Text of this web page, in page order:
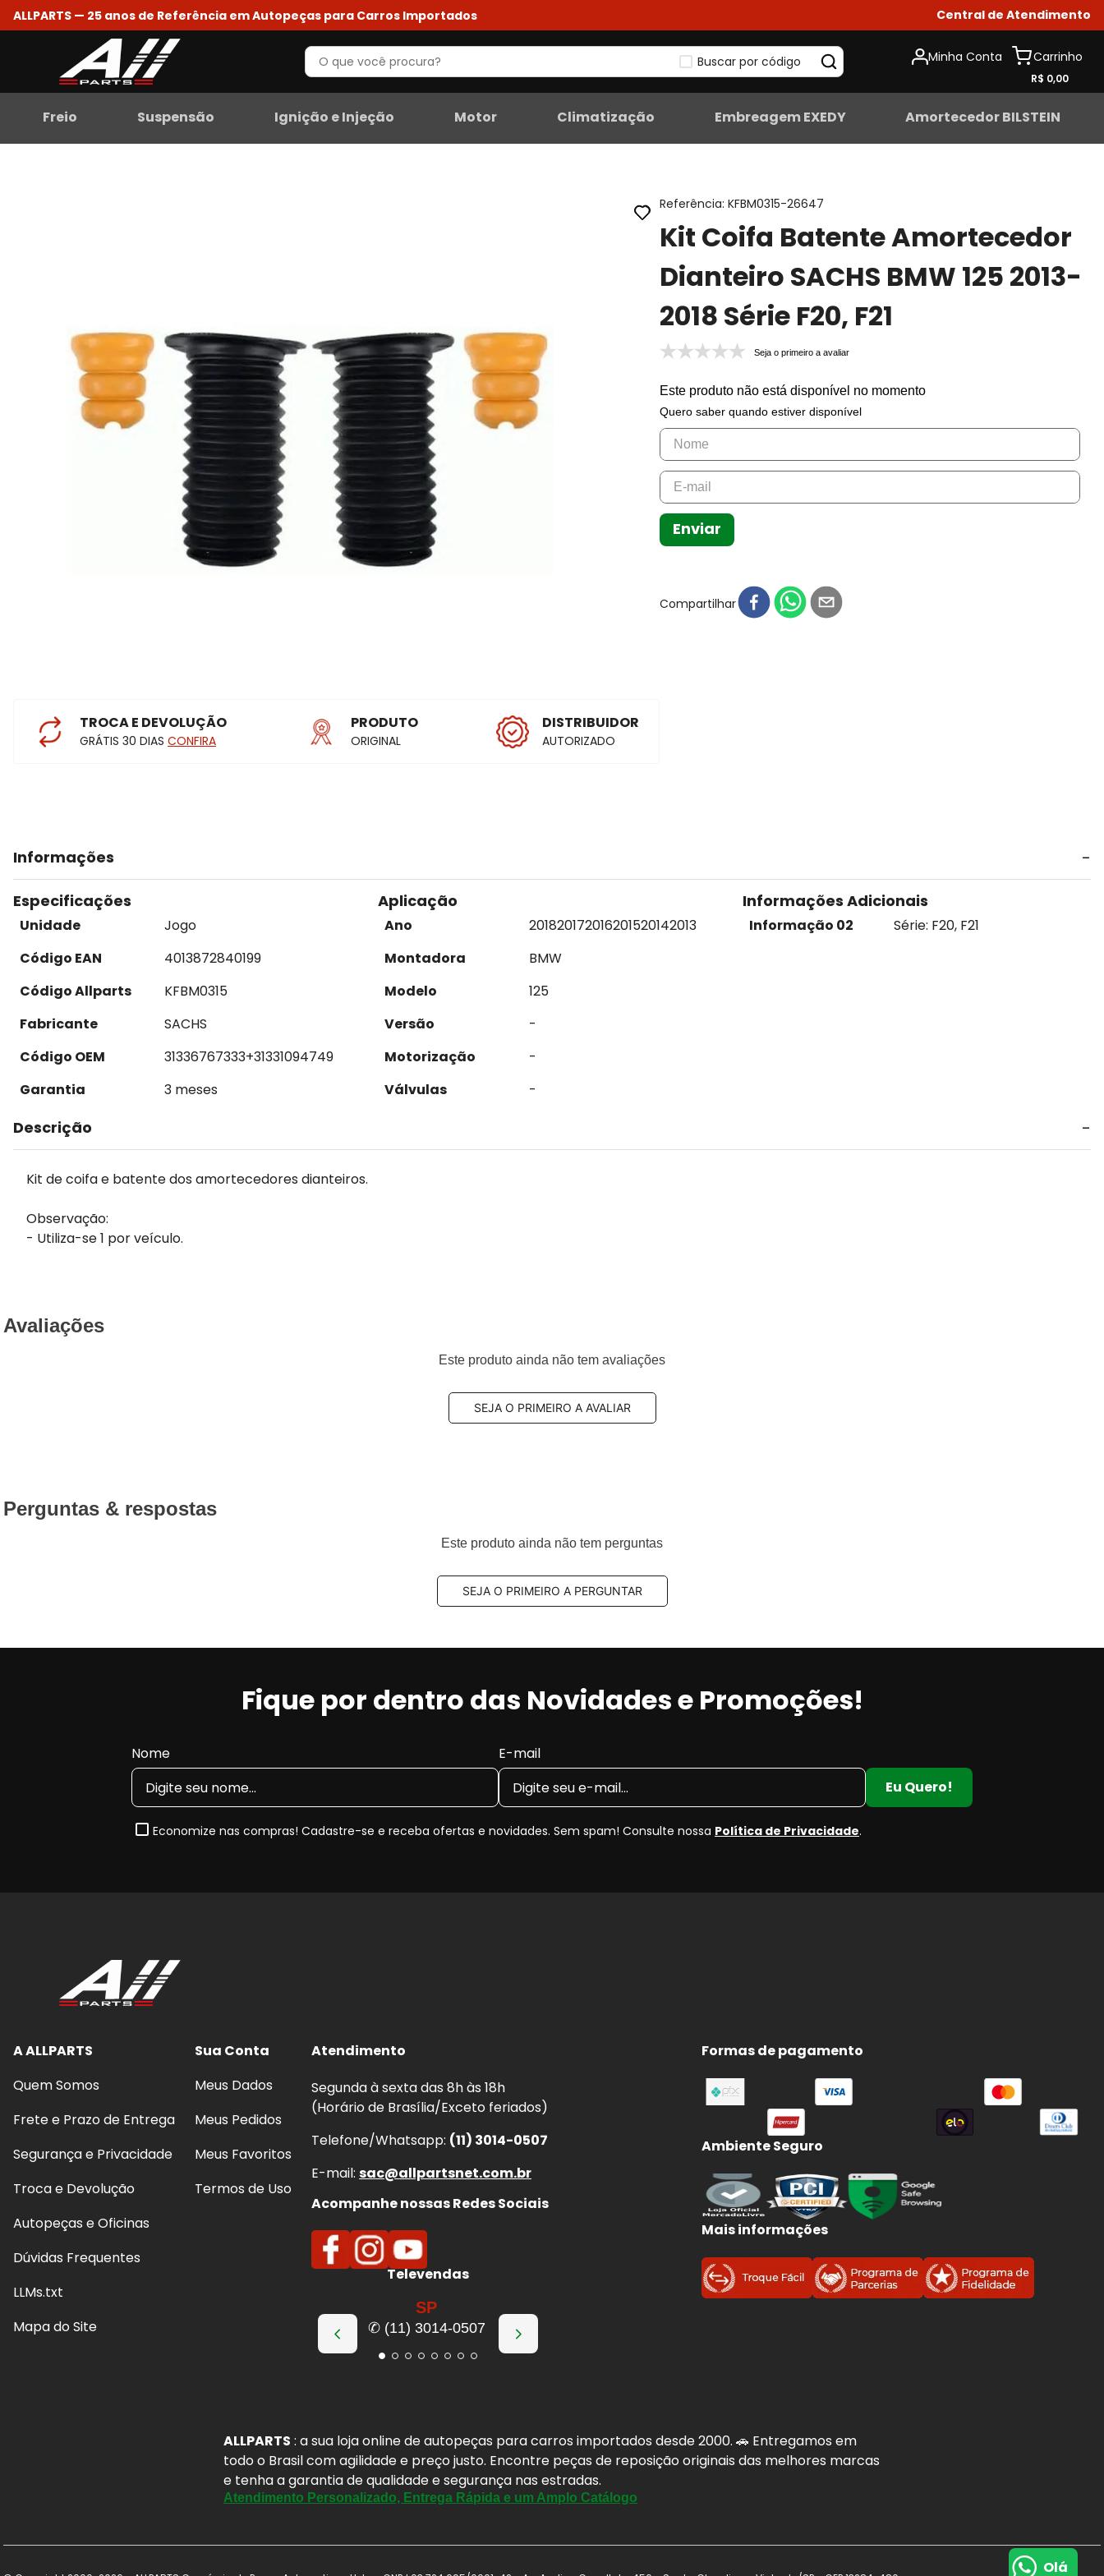
ALLPARTS — 25 anos de Referência em Autopeças para Carros Importados Central de Atendimento
Buscar por código Minha Conta
R$ 0,00
Freio Suspensão Ignição e Injeção Motor Climatização Embreagem EXEDY Amortecedor BILSTEIN
Olá
TROCA E DEVOLUÇÃO
GRÁTIS 30 DIAS CONFIRA
PRODUTO
ORIGINAL
DISTRIBUIDOR
AUTORIZADO
Referência:KFBM0315-26647
Kit Coifa Batente Amortecedor
Dianteiro SACHS BMW 125 2013-
2018 Série F20, F21
Seja o primeiro a avaliar
Este produto não está disponível no momento
Quero saber quando estiver disponível
Enviar
Compartilhar
Informações
Especificações
Unidade
Jogo
Código EAN
4013872840199
Código Allparts
KFBM0315
Fabricante
SACHS
Código OEM
31336767333+31331094749
Garantia
3 meses
Aplicação
Ano 201820172016201520142013
Montadora
BMW
Modelo
125
Versão
-
Motorização
-
Válvulas
-
Informações Adicionais
Informação 02 Série: F20, F21
Descrição
Kit de coifa e batente dos amortecedores dianteiros.
Observação:
- Utiliza-se 1 por veículo.
Avaliações
Este produto ainda não tem avaliações
SEJA O PRIMEIRO A AVALIAR
Perguntas & respostas
Este produto ainda não tem perguntas
SEJA O PRIMEIRO A PERGUNTAR
Fique por dentro das Novidades e Promoções!
Nome
E-mail
Eu Quero!
Economize nas compras! Cadastre-se e receba ofertas e novidades. Sem spam! Consulte nossa Política de Privacidade.
A ALLPARTS
Quem Somos
Frete e Prazo de Entrega
Segurança e Privacidade
Troca e Devolução
Autopeças e Oficinas
Dúvidas Frequentes
LLMs.txt
Mapa do Site
Sua Conta
Meus Dados
Meus Pedidos
Meus Favoritos
Termos de Uso
Atendimento
Segunda à sexta das 8h às 18h
(Horário de Brasília/Exceto feriados)
Telefone/Whatsapp: (11) 3014-0507
E-mail: sac@allpartsnet.com.br
Acompanhe nossas Redes Sociais
Televendas
SP
✆ (11) 3014-0507
Formas de pagamento
Ambiente Seguro
Mais informações
ALLPARTS : a sua loja online de autopeças para carros importados desde 2000. 🚗 Entregamos em
todo o Brasil com agilidade e preço justo. Encontre peças de reposição originais das melhores marcas
e tenha a garantia de qualidade e segurança nas estradas.
Atendimento Personalizado, Entrega Rápida e um Amplo Catálogo